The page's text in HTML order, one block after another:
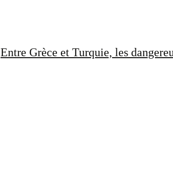
Entre Grèce et Turquie, les